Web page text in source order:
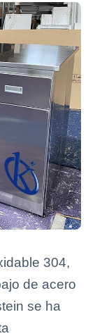
304,
de acero
se ha